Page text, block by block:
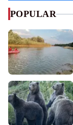
POPULAR